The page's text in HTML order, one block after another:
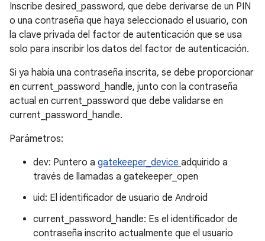
Inscribe desired_password, que debe derivarse de un PIN
o una contraseña que haya seleccionado el usuario, con
la clave privada del factor de autenticación que se usa
solo para inscribir los datos del factor de autenticación.
Si ya había una contraseña inscrita, se debe proporcionar
en current_password_handle, junto con la contraseña
actual en current_password que debe validarse en
current_password_handle.
Parámetros:
dev: Puntero a gatekeeper_device adquirido a
través de llamadas a gatekeeper_open
uid: El identificador de usuario de Android
current_password_handle: Es el identificador de
contraseña inscrito actualmente que el usuario